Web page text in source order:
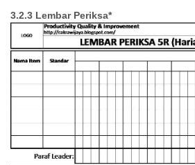
3.2.3 Lembar Periksa*